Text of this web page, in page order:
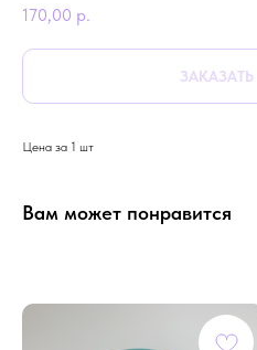
170,00 р.
ЗАКАЗАТЬ
Цена за 1 шт
Вам может понравится